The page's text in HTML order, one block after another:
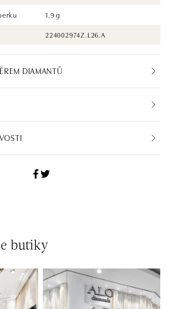
1.9 g
224002974Z.L26.A
DIAMANTŮ
butiky